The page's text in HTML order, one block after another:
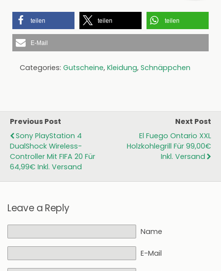
teilen teilen teilen
E-Mail
Categories: Gutscheine, Kleidung, Schnäppchen
Previous Post
Sony PlayStation 4
DualShock Wireless-
Controller Mit FIFA 20 Für
64,99€ Inkl. Versand
Next Post
El Fuego Ontario XXL
Holzkohlegrill Für 99,00€
Inkl. Versand
Leave a Reply
Name
E-Mail